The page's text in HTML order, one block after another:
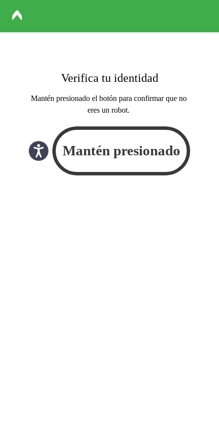
Verifica tu identidad
Mantén presionado el botón para confirmar que no
eres un robot.